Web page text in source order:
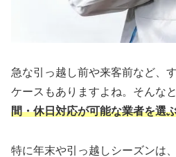
急な引っ越し前や来客前など、
ケースもありますよね。そんな
間・休日対応が可能な業者を選
特に年末や引っ越しシーズンは